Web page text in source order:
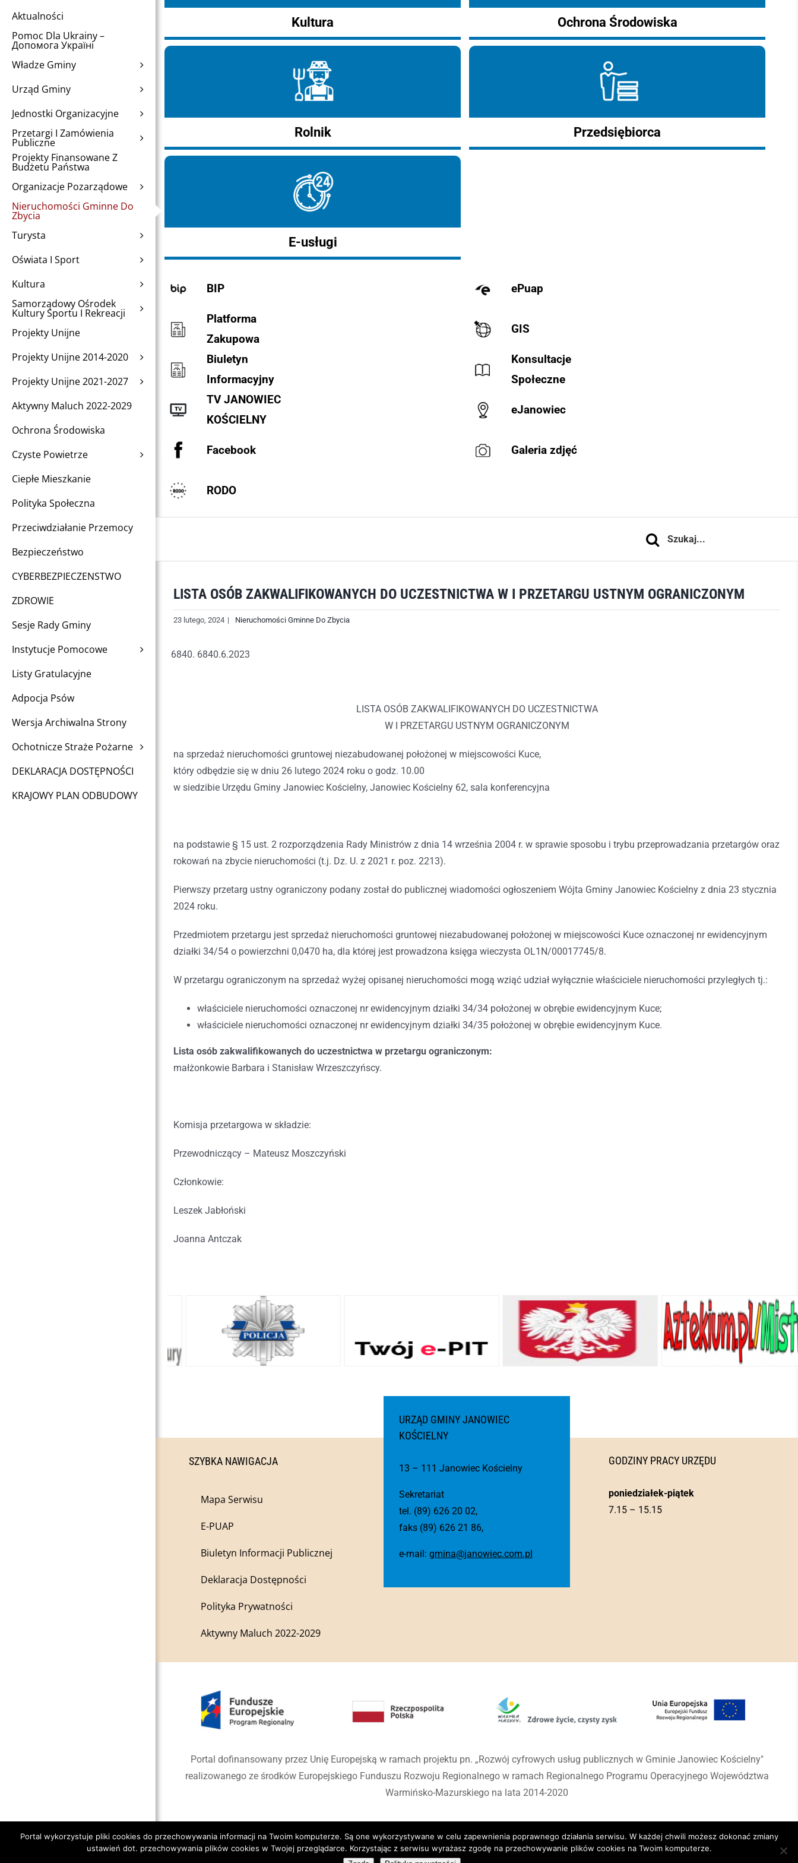
Aktualności
Pomoc Dla Ukrainy –
Допомога Україні
Władze Gminy
Urząd Gminy
Jednostki Organizacyjne
Przetargi I Zamówienia
Publiczne
Projekty Finansowane Z
Budżetu Państwa
Organizacje Pozarządowe
Nieruchomości Gminne Do
Zbycia
Turysta
Oświata I Sport
Kultura
Samorządowy Ośrodek
Kultury Sportu I Rekreacji
Projekty Unijne
Projekty Unijne 2014-2020
Projekty Unijne 2021-2027
Aktywny Maluch 2022-2029
Ochrona Środowiska
Czyste Powietrze
Ciepłe Mieszkanie
Polityka Społeczna
Przeciwdziałanie Przemocy
Bezpieczeństwo
CYBERBEZPIECZENSTWO
ZDROWIE
Sesje Rady Gminy
Instytucje Pomocowe
Listy Gratulacyjne
Adpocja Psów
Wersja Archiwalna Strony
Ochotnicze Straże Pożarne
DEKLARACJA DOSTĘPNOŚCI
KRAJOWY PLAN ODBUDOWY
Kultura Ochrona Środowiska
Rolnik Przedsiębiorca
E-usługi
BIP ePuap
Platforma
Zakupowa
GIS
Biuletyn
Informacyjny
Konsultacje
Społeczne
TV JANOWIEC
KOŚCIELNY
eJanowiec
Facebook Galeria zdjęć
RODO
Szukaj
LISTA OSÓB ZAKWALIFIKOWANYCH DO UCZESTNICTWA W I PRZETARGU USTNYM OGRANICZONYM
23 lutego, 2024 | Nieruchomości Gminne Do Zbycia
6840.6.2023
LISTA OSÓB ZAKWALIFIKOWANYCH DO UCZESTNICTWA
W I PRZETARGU USTNYM OGRANICZONYM
na sprzedaż nieruchomości gruntowej niezabudowanej położonej w miejscowości Kuce,
który odbędzie się w dniu 26 lutego 2024 roku o godz. 10.00
w siedzibie Urzędu Gminy Janowiec Kościelny, Janowiec Kościelny 62, sala konferencyjna
na podstawie § 15 ust. 2 rozporządzenia Rady Ministrów z dnia 14 września 2004 r. w sprawie sposobu i trybu przeprowadzania przetargów oraz
rokowań na zbycie nieruchomości (t.j. Dz. U. z 2021 r. poz. 2213).
Pierwszy przetarg ustny ograniczony podany został do publicznej wiadomości ogłoszeniem Wójta Gminy Janowiec Kościelny z dnia 23 stycznia
2024 roku.
Przedmiotem przetargu jest sprzedaż nieruchomości gruntowej niezabudowanej położonej w miejscowości Kuce oznaczonej nr ewidencyjnym
działki 34/54 o powierzchni 0,0470 ha, dla której jest prowadzona księga wieczysta OL1N/00017745/8.
W przetargu ograniczonym na sprzedaż wyżej opisanej nieruchomości mogą wziąć udział wyłącznie właściciele nieruchomości przyległych tj.:
właściciele nieruchomości oznaczonej nr ewidencyjnym działki 34/34 położonej w obrębie ewidencyjnym Kuce;
właściciele nieruchomości oznaczonej nr ewidencyjnym działki 34/35 położonej w obrębie ewidencyjnym Kuce.
Lista osób zakwalifikowanych do uczestnictwa w przetargu ograniczonym:
małżonkowie Barbara i Stanisław Wrzeszczyńscy.
Komisja przetargowa w składzie:
Przewodniczący – Mateusz Moszczyński
Członkowie:
Leszek Jabłoński
Joanna Antczak
SZYBKA NAWIGACJA
Mapa Serwisu
E-PUAP
Biuletyn Informacji Publicznej
Deklaracja Dostępności
Polityka Prywatności
Aktywny Maluch 2022-2029
URZĄD GMINY JANOWIEC
KOŚCIELNY
13 – 111 Janowiec Kościelny
Sekretariat
tel. (89) 626 20 02,
faks (89) 626 21 86,
e-mail: gmina@janowiec.com.pl
GODZINY PRACY URZĘDU
poniedziałek-piątek
7.15 – 15.15
Portal dofinansowany przez Unię Europejską w ramach projektu pn. „Rozwój cyfrowych usług publicznych w Gminie Janowiec Kościelny"
realizowanego ze środków Europejskiego Funduszu Rozwoju Regionalnego w ramach Regionalnego Programu Operacyjnego Województwa
Warmińsko-Mazurskiego na lata 2014-2020
Copyright 2020 Gmina Janowiec Kościelny
Portal wykorzystuje pliki cookies do przechowywania informacji na Twoim komputerze. Są one wykorzystywane w celu zapewnienia poprawnego działania serwisu. W każdej chwili możesz dokonać zmiany
ustawień dot. przechowywania plików cookies w Twojej przeglądarce. Korzystając z serwisu wyrażasz zgodę na przechowywanie plików cookies na Twoim komputerze.